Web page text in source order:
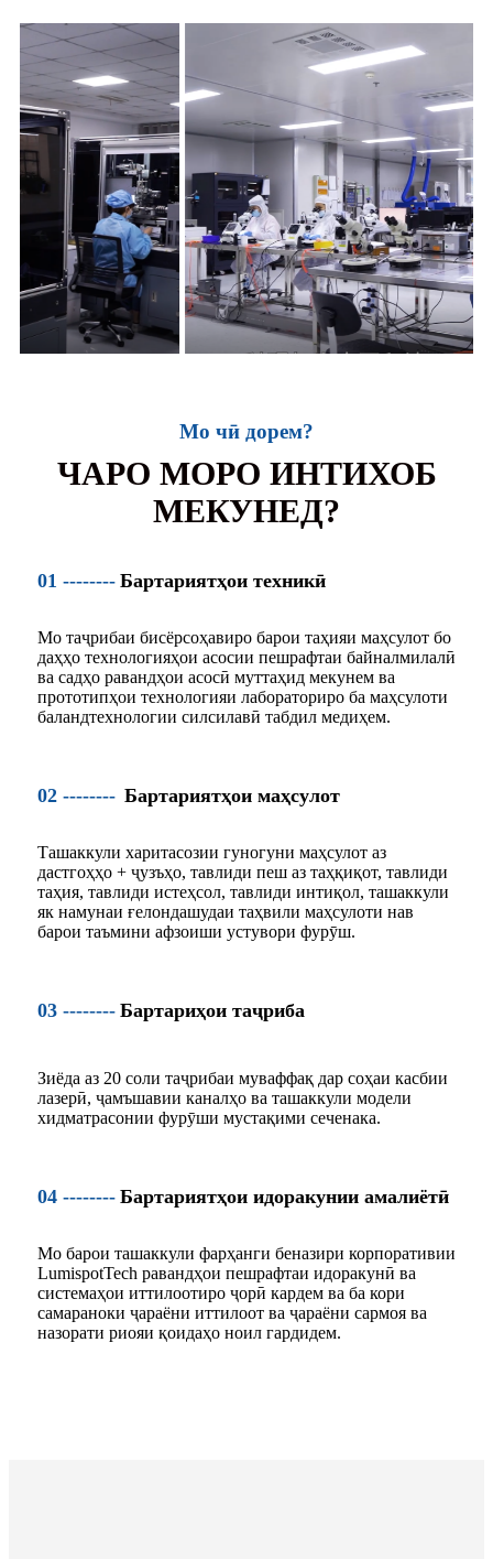
Мо чӣ дорем?
ЧАРО МОРО ИНТИХОБ
МЕКУНЕД?
01 -------- Бартариятҳои техникӣ
Мо таҷрибаи бисёрсоҳавиро барои таҳияи маҳсулот бо
даҳҳо технологияҳои асосии пешрафтаи байналмилалӣ
ва садҳо равандҳои асосӣ муттаҳид мекунем ва
прототипҳои технологияи лабораториро ба маҳсулоти
баландтехнологии силсилавӣ табдил медиҳем.
02 -------- Бартариятҳои маҳсулот
Ташаккули харитасозии гуногуни маҳсулот аз
дастгоҳҳо + ҷузъҳо, тавлиди пеш аз таҳқиқот, тавлиди
таҳия, тавлиди истеҳсол, тавлиди интиқол, ташаккули
як намунаи ғелондашудаи таҳвили маҳсулоти нав
барои таъмини афзоиши устувори фурӯш.
03 -------- Бартариҳои таҷриба
Зиёда аз 20 соли таҷрибаи муваффақ дар соҳаи касбии
лазерӣ, ҷамъшавии каналҳо ва ташаккули модели
хидматрасонии фурӯши мустақими сеченака.
04 -------- Бартариятҳои идоракунии амалиётӣ
Мо барои ташаккули фарҳанги беназири корпоративии
LumispotTech равандҳои пешрафтаи идоракунӣ ва
системаҳои иттилоотиро ҷорӣ кардем ва ба кори
самараноки ҷараёни иттилоот ва ҷараёни сармоя ва
назорати риояи қоидаҳо ноил гардидем.